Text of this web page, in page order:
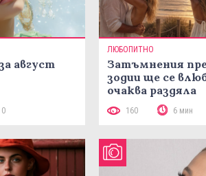
август
0
ЛЮБОПИТНО
Затъмнения
зодии ще се
очаква раздяла
160 6 мин